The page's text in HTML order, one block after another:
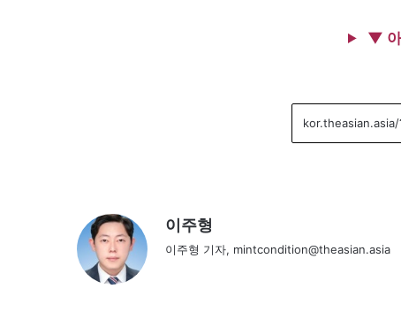
▼
이주형
이주형 기자, mintcondition@theasian.asia